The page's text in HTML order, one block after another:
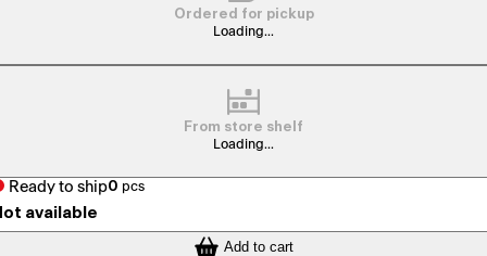
Ordered for pickup
Loading...
From store shelf
Loading...
Ready to ship0 pcs
available
Add to cart